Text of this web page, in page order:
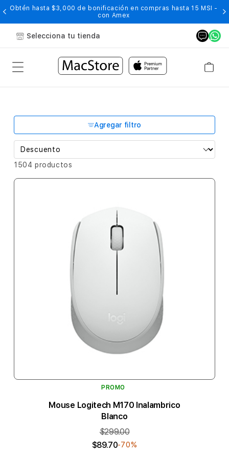
Obtén hasta $3,000 de bonificación en compras hasta 15 MSI -
con Amex
Selecciona tu tienda
Agregar filtro
1504 productos
PROMO
Mouse Logitech M170 Inalambrico
Blanco
$299.00
$89.70-70%